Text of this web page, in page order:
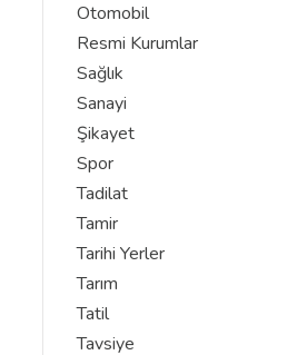
Otomobil
Resmi Kurumlar
Sağlık
Sanayi
Şikayet
Spor
Tadilat
Tamir
Tarihi Yerler
Tarım
Tatil
Tavsiye